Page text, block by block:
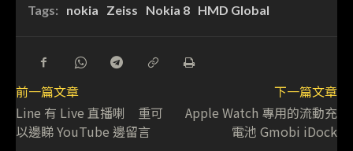
Tags: nokia Zeiss Nokia 8 HMD Global
前一篇文章
Line 有 Live 直播喇 重可
以邊睇 YouTube 邊留言
下一篇文章
Apple Watch 專用的流動充
電池 Gmobi iDock